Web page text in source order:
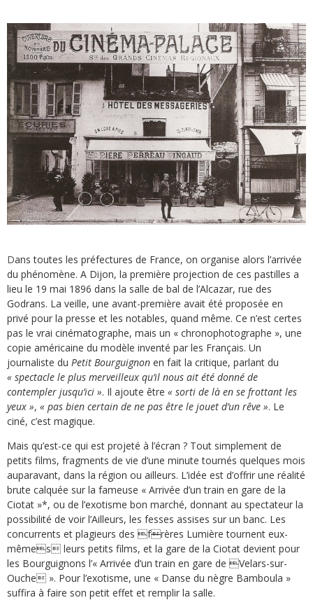
Dans toutes les préfectures de France, on organise alors l’arrivée
du phénomène. A Dijon, la première projection de ces pastilles a
lieu le 19 mai 1896 dans la salle de bal de l’Alcazar, rue des
Godrans. La veille, une avant-première avait été proposée en
privé pour la presse et les notables, quand même. Ce n’est certes
pas le vrai cinématographe, mais un « chronophotographe », une
copie américaine du modèle inventé par les Français. Un
journaliste du Petit Bourguignon en fait la critique, parlant du
« spectacle le plus merveilleux qu’il nous ait été donné de
contempler jusqu’ici ». Il ajoute être « sorti de là en se frottant les
yeux », « pas bien certain de ne pas être le jouet d’un rêve ». Le
ciné, c’est magique.
Mais qu’est-ce qui est projeté à l’écran ? Tout simplement de
petits films, fragments de vie d’une minute tournés quelques mois
auparavant, dans la région ou ailleurs. L’idée est d’offrir une réalité
brute calquée sur la fameuse « Arrivée d’un train en gare de la
Ciotat »*, ou de l’exotisme bon marché, donnant au spectateur la
possibilité de voir l’Ailleurs, les fesses assises sur un banc. Les
concurrents et plagieurs des frères Lumière tournent eux-
mêmes leurs petits films, et la gare de la Ciotat devient pour
les Bourguignons l’« Arrivée d’un train en gare de Velars-sur-
Ouche ». Pour l’exotisme, une « Danse du nègre Bamboula »
suffira à faire son petit effet et remplir la salle.